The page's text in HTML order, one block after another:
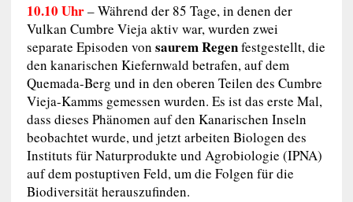
10.10 Uhr– Während der 85 Tage, in denen der
Vulkan Cumbre Vieja aktiv war, wurden zwei
separate Episoden von saurem Regenfestgestellt, die
den kanarischen Kiefernwald betrafen, auf dem
Quemada-Berg und in den oberen Teilen des Cumbre
Vieja-Kamms gemessen wurden. Es ist das erste Mal,
dass dieses Phänomen auf den Kanarischen Inseln
beobachtet wurde, und jetzt arbeiten Biologen des
Instituts für Naturprodukte und Agrobiologie (IPNA)
auf dem postuptiven Feld, um die Folgen für die
Biodiversität herauszufinden.